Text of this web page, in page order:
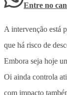
Entre no
A intervenção está
que há risco de
Embora seja hoje
Oi ainda controla
com impacto